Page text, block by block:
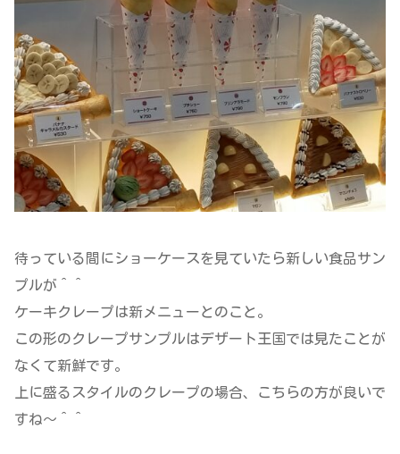
待っている間にショーケースを見ていたら新しい食品サン
プルが＾＾
ケーキクレープは新メニューとのこと。
この形のクレープサンプルはデザート王国では見たことが
なくて新鮮です。
上に盛るスタイルのクレープの場合、こちらの方が良いで
すね～＾＾